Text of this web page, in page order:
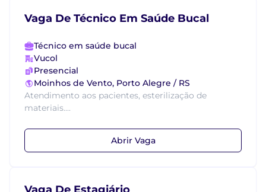
Vaga De Técnico Em Saúde Bucal
Técnico em saúde bucal
Vucol
Presencial
Moinhos de Vento, Porto Alegre / RS
Atendimento aos pacientes, esterilização de
materiais....
Abrir Vaga